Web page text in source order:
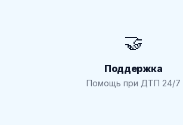
🤝
Поддержка
Помощь при ДТП 24/7